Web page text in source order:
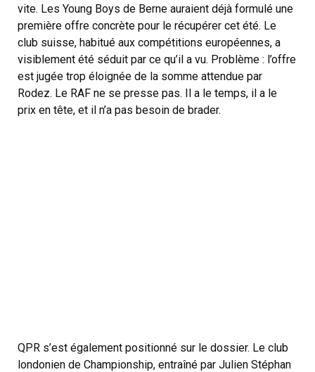
vite. Les Young Boys de Berne auraient déjà formulé une
première offre concrète pour le récupérer cet été. Le
club suisse, habitué aux compétitions européennes, a
visiblement été séduit par ce qu’il a vu. Problème : l’offre
est jugée trop éloignée de la somme attendue par
Rodez. Le RAF ne se presse pas. Il a le temps, il a le
prix en tête, et il n’a pas besoin de brader.
QPR s’est également positionné sur le dossier. Le club
londonien de Championship, entraîné par Julien Stéphan